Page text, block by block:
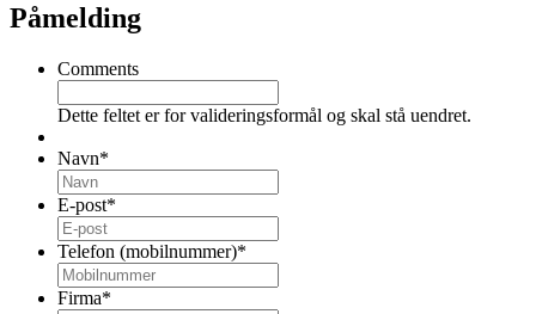
Påmelding
Comments
Dette feltet er for valideringsformål og skal stå uendret.
Navn*
E-post*
Telefon (mobilnummer)*
Firma*